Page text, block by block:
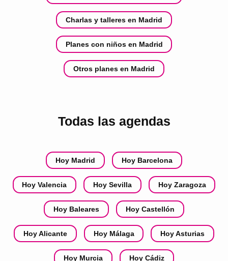
Charlas y talleres en Madrid
Planes con niños en Madrid
Otros planes en Madrid
Todas las agendas
Hoy Madrid Hoy Barcelona
Hoy Valencia Hoy Sevilla Hoy Zaragoza
Hoy Baleares Hoy Castellón
Hoy Alicante Hoy Málaga Hoy Asturias
Hoy Murcia Hoy Cádiz